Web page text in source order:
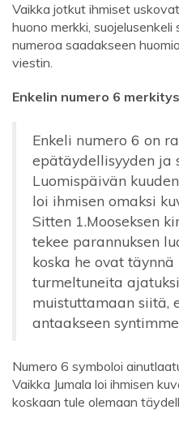
Vaikka jotkut ihmiset
huono merkki,
numeroa saadakseen
viestin.
Enkelin numero 6
Enkeli numero 6 on
epätäydellisyyden ja
Luomispäivän
loi ihmisen omaksi
Sitten 1.Mooseksen
tekee parannuksen
koska he ovat
turmeltuneita
muistuttamaan siitä,
antaakseen
Numero 6 symboloi
Vaikka Jumala loi ihmisen
koskaan tule olemaan